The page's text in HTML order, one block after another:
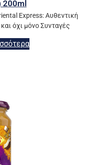
200ml
Express: Αυθεντική
όχι μόνο Συνταγές